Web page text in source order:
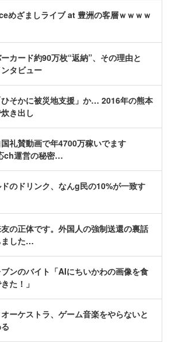
めざましライブ at 豊洲の客層ｗｗｗｗ
ーカード約90万枚“返納”、その理由と
タビュー
ひそかに被災地支援」か… 2016年の熊本
き出し
国礼賛動画で年4700万稼いでます
ch運営の秘密…
のドリンク、なんg民の10%が一致す
友の正体です。外国人の強制送還の裏話
ました…
ブンのバイト「AIにちいかわの画像を食
た！」
オーケストラ、ゲーム音楽をやらないと